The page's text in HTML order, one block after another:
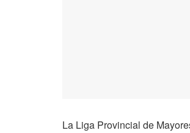
La Liga Provincial de